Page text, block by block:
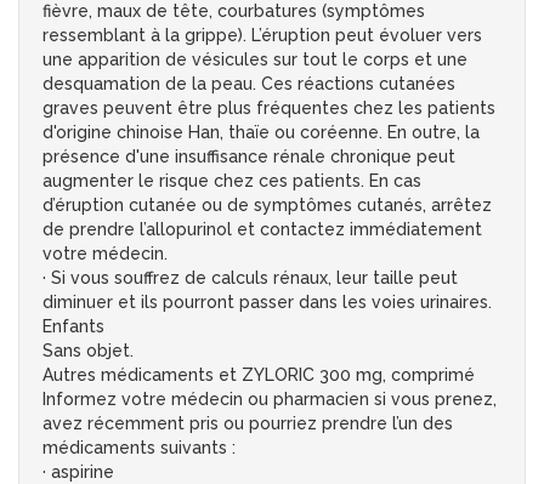
fièvre, maux de tête, courbatures (symptômes
ressemblant à la grippe). L’éruption peut évoluer vers
une apparition de vésicules sur tout le corps et une
desquamation de la peau. Ces réactions cutanées
graves peuvent être plus fréquentes chez les patients
d'origine chinoise Han, thaïe ou coréenne. En outre, la
présence d'une insuffisance rénale chronique peut
augmenter le risque chez ces patients. En cas
d’éruption cutanée ou de symptômes cutanés, arrêtez
de prendre l’allopurinol et contactez immédiatement
votre médecin.
· Si vous souffrez de calculs rénaux, leur taille peut
diminuer et ils pourront passer dans les voies urinaires.
Enfants
Sans objet.
Autres médicaments et ZYLORIC 300 mg, comprimé
Informez votre médecin ou pharmacien si vous prenez,
avez récemment pris ou pourriez prendre l’un des
médicaments suivants :
· aspirine